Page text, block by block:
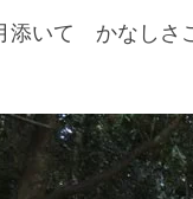
添いて かなし
土